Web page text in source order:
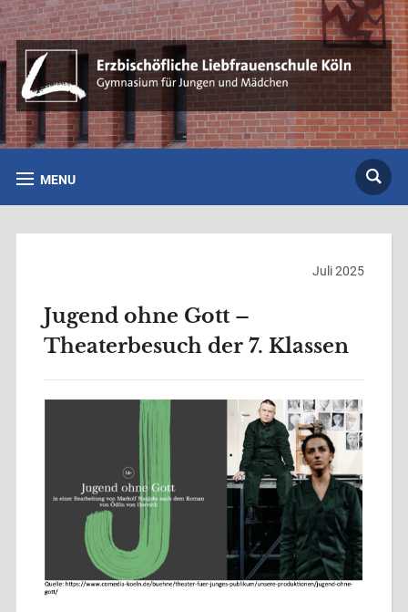
MENU
Juli 2025
Jugend ohne Gott –
Theaterbesuch der 7. Klassen